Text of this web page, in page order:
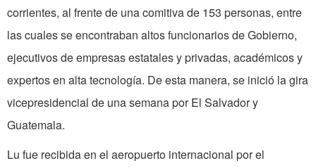
corrientes, al frente de una comitiva de 153 personas, entre
las cuales se encontraban altos funcionarios de Gobierno,
ejecutivos de empresas estatales y privadas, académicos y
expertos en alta tecnología. De esta manera, se inició la gira
vicepresidencial de una semana por El Salvador y
Guatemala.
Lu fue recibida en el aeropuerto internacional por el